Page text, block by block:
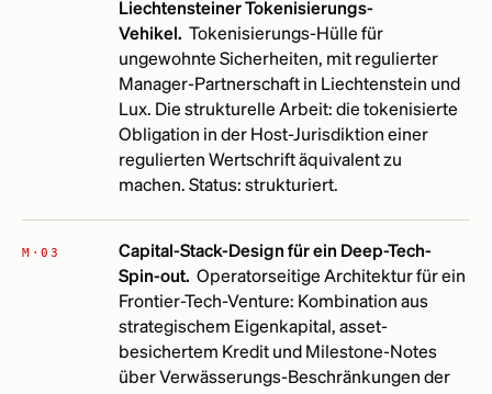
Liechtensteiner Tokenisierungs-
Vehikel. Tokenisierungs-Hülle für
ungewohnte Sicherheiten, mit regulierter
Manager-Partnerschaft in Liechtenstein und
Lux. Die strukturelle Arbeit: die tokenisierte
Obligation in der Host-Jurisdiktion einer
regulierten Wertschrift äquivalent zu
machen. Status: strukturiert.
M·03
Capital-Stack-Design für ein Deep-Tech-
Spin-out. Operatorseitige Architektur für ein
Frontier-Tech-Venture: Kombination aus
strategischem Eigenkapital, asset-
besichertem Kredit und Milestone-Notes
über Verwässerungs-Beschränkungen der